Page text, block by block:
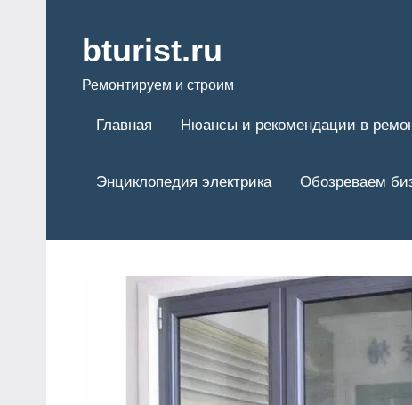
содержимому
bturist.ru
Ремонтируем и строим
Главная Нюансы и рекомендации в
Энциклопедия электрика Обозреваем